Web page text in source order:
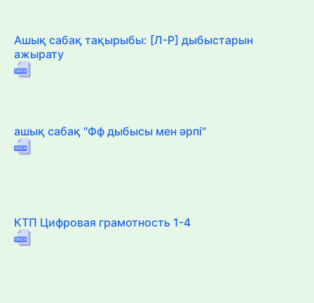
Ашық сабақ тақырыбы: [Л-Р] дыбыстарын
ажырату
ашық сабақ "Фф дыбысы мен әрпі"
КТП Цифровая грамотность 1-4